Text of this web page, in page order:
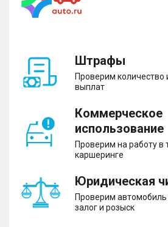
Штрафы
Проверим количество
выплат
Коммерческое
использование
Проверим на работу в
каршеринге
Юридическая
Проверим автомобиль
залог и розыск